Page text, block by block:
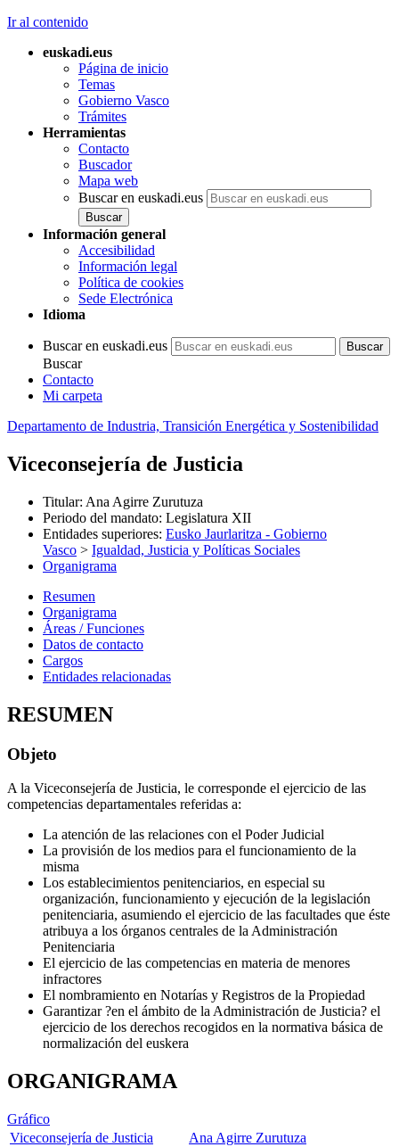
Ir al contenido
euskadi.eus
Página de inicio
Temas
Gobierno Vasco
Trámites
Herramientas
Contacto
Buscador
Mapa web
Buscar en euskadi.eus
Información general
Accesibilidad
Información legal
Política de cookies
Sede Electrónica
Idioma
Buscar en euskadi.eus
Buscar
Contacto
Mi carpeta
Departamento de Industria, Transición Energética y Sostenibilidad
Viceconsejería de Justicia
Titular: Ana Agirre Zurutuza
Periodo del mandato: Legislatura XII
Entidades superiores: Eusko Jaurlaritza - Gobierno
Vasco > Igualdad, Justicia y Políticas Sociales
Organigrama
Resumen
Organigrama
Áreas / Funciones
Datos de contacto
Cargos
Entidades relacionadas
RESUMEN
Objeto
A la Viceconsejería de Justicia, le corresponde el ejercicio de las
competencias departamentales referidas a:
La atención de las relaciones con el Poder Judicial
La provisión de los medios para el funcionamiento de la
misma
Los establecimientos penitenciarios, en especial su
organización, funcionamiento y ejecución de la legislación
penitenciaria, asumiendo el ejercicio de las facultades que éste
atribuya a los órganos centrales de la Administración
Penitenciaria
El ejercicio de las competencias en materia de menores
infractores
El nombramiento en Notarías y Registros de la Propiedad
Garantizar ?en el ámbito de la Administración de Justicia? el
ejercicio de los derechos recogidos en la normativa básica de
normalización del euskera
ORGANIGRAMA
Gráfico
Viceconsejería de Justicia
Ana Agirre Zurutuza